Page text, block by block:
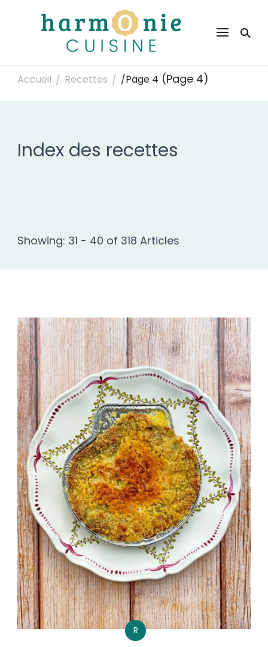
Harmonie Cuisine
Accueil / Recettes / /Page 4 (Page 4)
Index des recettes
Showing: 31 - 40 of 318 Articles
R